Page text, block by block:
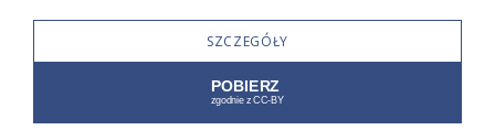
SZCZEGÓŁY